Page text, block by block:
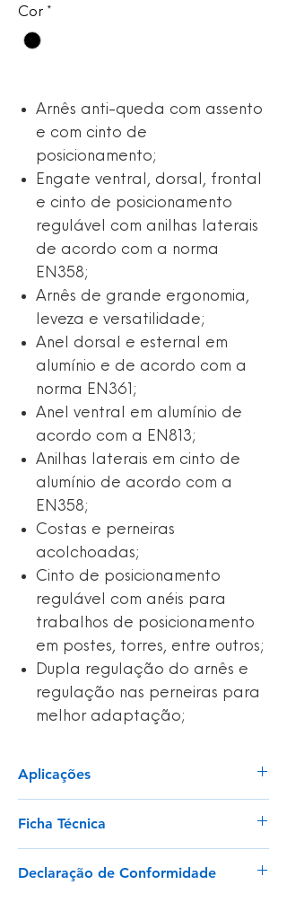
Cor *
Arnês anti-queda com assento
e com cinto de
posicionamento;
Engate ventral, dorsal, frontal
e cinto de posicionamento
regulável com anilhas laterais
de acordo com a norma
EN358;
Arnês de grande ergonomia,
leveza e versatilidade;
Anel dorsal e esternal em
alumínio e de acordo com a
norma EN361;
Anel ventral em alumínio de
acordo com a EN813;
Anilhas laterais em cinto de
alumínio de acordo com a
EN358;
Costas e perneiras
acolchoadas;
Cinto de posicionamento
regulável com anéis para
trabalhos de posicionamento
em postes, torres, entre outros;
Dupla regulação do arnês e
regulação nas perneiras para
melhor adaptação;
Aplicações
suspensão
Com risco de queda em altura
Necessidade de se posicionar para
trabalhar em atividades relacionadas
Ficha Técnica
Declaração de Conformidade